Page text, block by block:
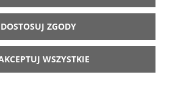
BĄDŹ Z NAMI
DOSTOSUJ ZGODY
WSZYSTKIE